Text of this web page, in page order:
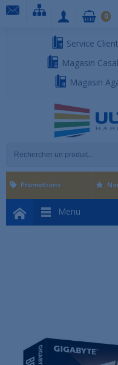
Service Client
Magasin
Magasin
0
Menu
Promotions